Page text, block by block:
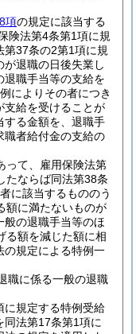
項の規定に該当する
険法第4条第1項に規
第37条の2第1項に規
退職の日後失業し
退職手当等の支給を
によりその者につき
支給を受けることが
する金額を、退職手
職者給付金の支給の
って、雇用保険法第
たならば同法第38条
に該当するもののう
額に満たないものが
般の退職手当等のほ
る額を減じた額に相
の規定による特例一
職に係る一般の退職
に規定する特例受給
同法第17条第1項に